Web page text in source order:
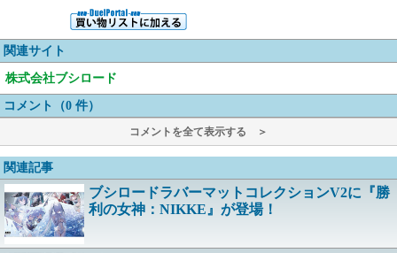
関連サイト
株式会社ブシロード
コメント（0 件）
コメントを全て表示する ＞
関連記事
ブシロードラバーマットコレクションV2に『勝
利の女神：NIKKE』が登場！